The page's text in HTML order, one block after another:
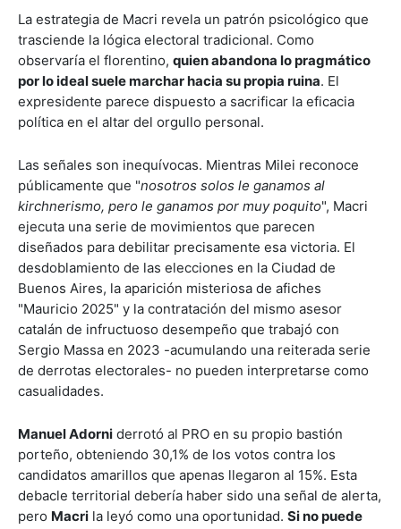
La estrategia de Macri revela un patrón psicológico que
trasciende la lógica electoral tradicional. Como
observaría el florentino, quien abandona lo pragmático
por lo ideal suele marchar hacia su propia ruina. El
expresidente parece dispuesto a sacrificar la eficacia
política en el altar del orgullo personal.
Las señales son inequívocas. Mientras Milei reconoce
públicamente que "nosotros solos le ganamos al
kirchnerismo, pero le ganamos por muy poquito", Macri
ejecuta una serie de movimientos que parecen
diseñados para debilitar precisamente esa victoria. El
desdoblamiento de las elecciones en la Ciudad de
Buenos Aires, la aparición misteriosa de afiches
"Mauricio 2025" y la contratación del mismo asesor
catalán de infructuoso desempeño que trabajó con
Sergio Massa en 2023 -acumulando una reiterada serie
de derrotas electorales- no pueden interpretarse como
casualidades.
Manuel Adorni derrotó al PRO en su propio bastión
porteño, obteniendo 30,1% de los votos contra los
candidatos amarillos que apenas llegaron al 15%. Esta
debacle territorial debería haber sido una señal de alerta,
pero Macri la leyó como una oportunidad. Si no puede